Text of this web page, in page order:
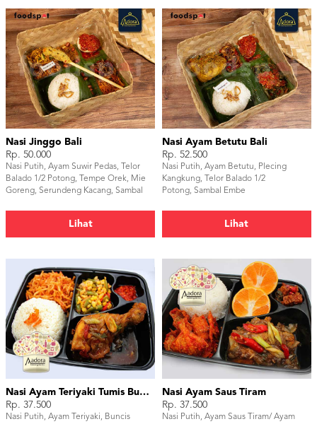
Nasi Jinggo Bali
Rp. 50.000
Nasi Putih, Ayam Suwir Pedas, Telor
Balado 1/2 Potong, Tempe Orek, Mie
Goreng, Serundeng Kacang, Sambal
Lihat
Nasi Ayam Betutu Bali
Rp. 52.500
Nasi Putih, Ayam Betutu, Plecing
Kangkung, Telor Balado 1/2
Potong, Sambal Embe
Lihat
Nasi Ayam Teriyaki Tumis Buncis Jagung
Rp. 37.500
Nasi Putih, Ayam Teriyaki, Buncis
Nasi Ayam Saus Tiram
Rp. 37.500
Nasi Putih, Ayam Saus Tiram/ Ayam